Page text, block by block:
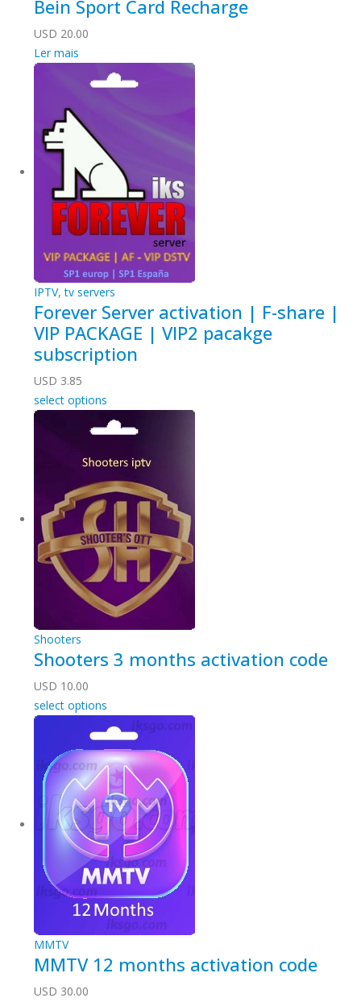
Bein Sport Card Recharge
USD 20.00
Ler mais
IPTV,tv servers
Forever Server activation | F-share |
VIP PACKAGE | VIP2 pacakge
subscription
USD 3.85
select options
Shooters
Shooters 3 months activation code
USD 10.00
select options
MMTV
MMTV 12 months activation code
USD 30.00